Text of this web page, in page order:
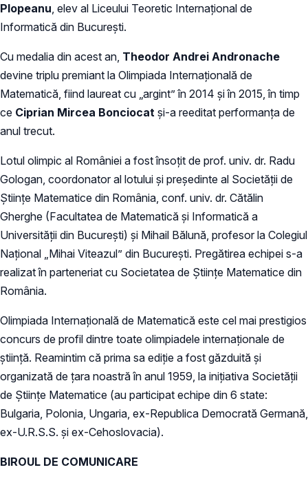
Plopeanu , elev al Liceului Teoretic Internaţional de
Informatică din Bucureşti.
Cu medalia din acest an, Theodor Andrei Andronache
devine triplu premiant la Olimpiada Internaţională de
Matematică, fiind laureat cu „argint” în 2014 şi în 2015, în timp
ce Ciprian Mircea Bonciocat şi-a reeditat performanţa de
anul trecut.
Lotul olimpic al României a fost însoţit de prof. univ. dr. Radu
Gologan, coordonator al lotului şi preşedinte al Societăţii de
Ştiinţe Matematice din România, conf. univ. dr. Cătălin
Gherghe (Facultatea de Matematică şi Informatică a
Universităţii din Bucureşti) şi Mihail Bălună, profesor la Colegiul
Naţional „Mihai Viteazul” din Bucureşti. Pregătirea echipei s-a
realizat în parteneriat cu Societatea de Ştiinţe Matematice din
România.
Olimpiada Internaţională de Matematică este cel mai prestigios
concurs de profil dintre toate olimpiadele internaţionale de
ştiinţă. Reamintim că prima sa ediţie a fost găzduită şi
organizată de ţara noastră în anul 1959, la iniţiativa Societăţii
de Ştiinţe Matematice (au participat echipe din 6 state:
Bulgaria, Polonia, Ungaria, ex-Republica Democrată Germană,
ex-U.R.S.S. şi ex-Cehoslovacia).
BIROUL DE COMUNICARE